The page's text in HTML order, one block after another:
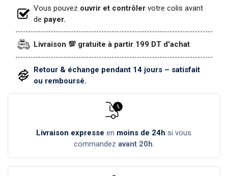
Vous pouvez ouvrir et contrôler votre colis avant
de payer.
Livraison 💯 gratuite à partir 199 DT d'achat
Retour & échange pendant 14 jours – satisfait
ou remboursé.
Livraison expresse en moins de 24h si vous
commandez avant 20h.